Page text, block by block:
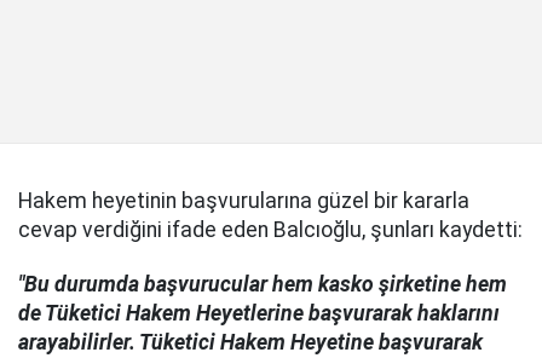
Hakem heyetinin başvurularına güzel bir kararla
cevap verdiğini ifade eden Balcıoğlu, şunları kaydetti:
"Bu durumda başvurucular hem kasko şirketine hem
de Tüketici Hakem Heyetlerine başvurarak haklarını
arayabilirler. Tüketici Hakem Heyetine başvurarak